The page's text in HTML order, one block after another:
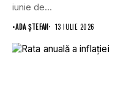
iunie de...
•ADA ȘTEFAN 13 IULIE 2026